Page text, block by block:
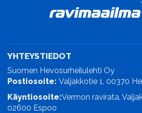
YHTEYSTIEDOT
Suomen Hevosurheilulehti Oy
Postiosoite: Valjakkotie 1, 00370
Käyntiosoite:Vermon ravirata,
02600 Espoo